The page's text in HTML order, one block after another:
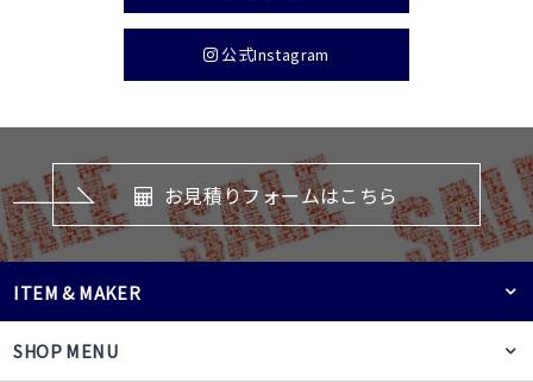
公式Instagram
お見積りフォームはこちら
SHOP MENU
ITEM & MAKER